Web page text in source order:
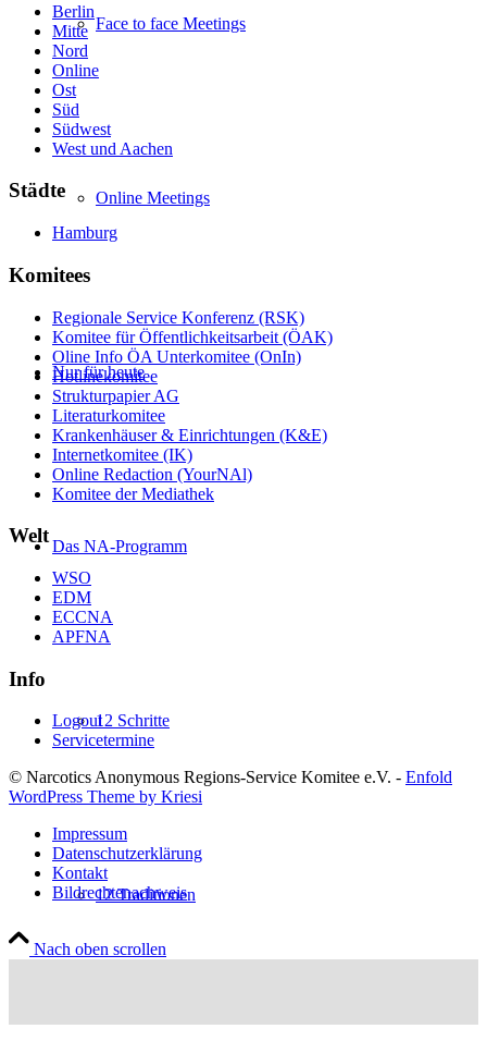
Face to face Meetings
Online Meetings
Nur für heute
Das NA-Programm
12 Schritte
12 Traditionen
Berlin
Mitte
Nord
Online
Ost
Süd
Südwest
West und Aachen
Städte
Hamburg
Komitees
Regionale Service Konferenz (RSK)
Komitee für Öffentlichkeitsarbeit (ÖAK)
Oline Info ÖA Unterkomitee (OnIn)
Hotlinekomitee
Strukturpapier AG
Literaturkomitee
Krankenhäuser & Einrichtungen (K&E)
Internetkomitee (IK)
Online Redaction (YourNAl)
Komitee der Mediathek
Welt
WSO
EDM
ECCNA
APFNA
Info
Logout
Servicetermine
© Narcotics Anonymous Regions-Service Komitee e.V. - Enfold
WordPress Theme by Kriesi
Impressum
Datenschutzerklärung
Kontakt
Bildrechtenachweis
Nach oben scrollen